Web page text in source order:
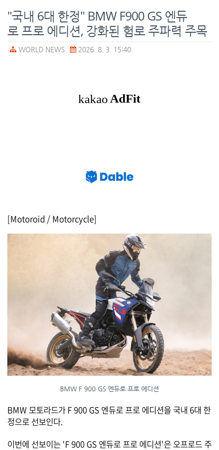
"국내 6대 한정" BMW F900 GS 엔듀
로 프로 에디션, 강화된 험로 주파력 주목
WORLD NEWS 2026. 8. 3. 15:40
[Motoroid / Motorcycle]
BMW F 900 GS 엔듀로 프로 에디션
BMW 모토라드가 F 900 GS 엔듀로 프로 에디션을 국내 6대 한
정으로 선보인다.
이번에 선보이는 'F 900 GS 엔듀로 프로 에디션'은 오프로드 주